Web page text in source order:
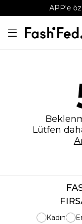
APP'e
Lütfen
Kadın